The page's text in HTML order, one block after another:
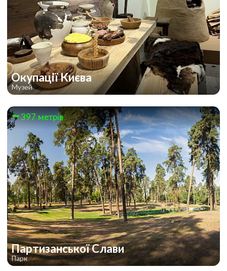
Окупації Києва
Музей
397 метрів
Партизанської Слави
Парк